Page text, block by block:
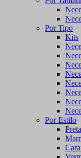
Por Tipo
Kits
Por Estilo